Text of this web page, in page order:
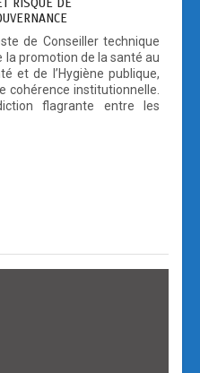
RISQUE DE
de Conseiller technique
la promotion de la santé au
et de l’Hygiène publique,
cohérence institutionnelle.
flagrante entre les